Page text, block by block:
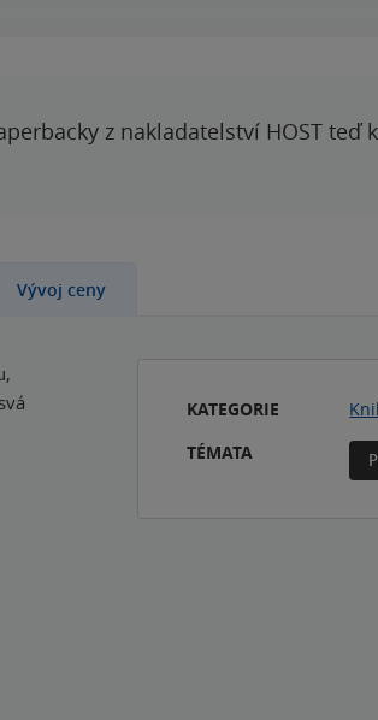
z nakladatelství HOST
Vývoj ceny
KATEGORIE
TÉMATA